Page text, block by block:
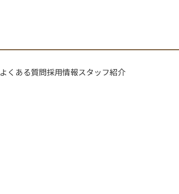
よくある質問採用情報スタッフ紹介